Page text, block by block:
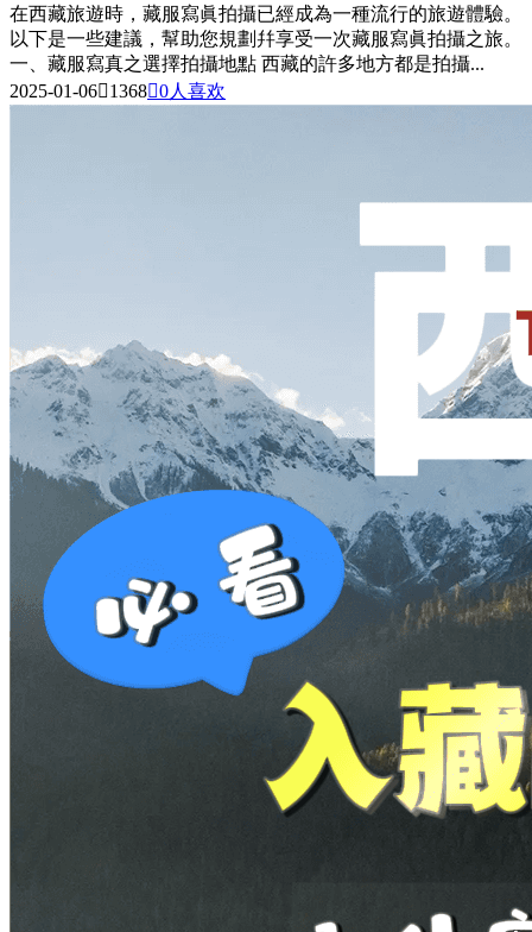
在西藏旅遊時，藏服寫眞拍攝已經成為一種流行的旅遊體驗。
以下是一些建議，幫助您規劃幷享受一次藏服寫眞拍攝之旅。
一、藏服寫真之選擇拍攝地點 西藏的許多地方都是拍攝...
2025-01-0613680人喜欢